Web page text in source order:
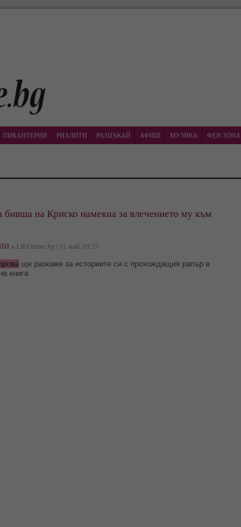
ПИКАНТЕРИИ РИАЛИТИ РАЗЦЪКАЙ АФИШ МУЗИКА ФЕН ЗОНА
на Криско намекна за влечението му към
» LifeOnline.bg | 11 май, 05:23
ще разкаже за историите си с прохождащия рапър в
книга